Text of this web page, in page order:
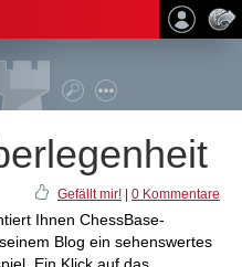
Gefällt mir! 0 Kommentare
Ihnen ChessBase-
Blog ein sehenswertes